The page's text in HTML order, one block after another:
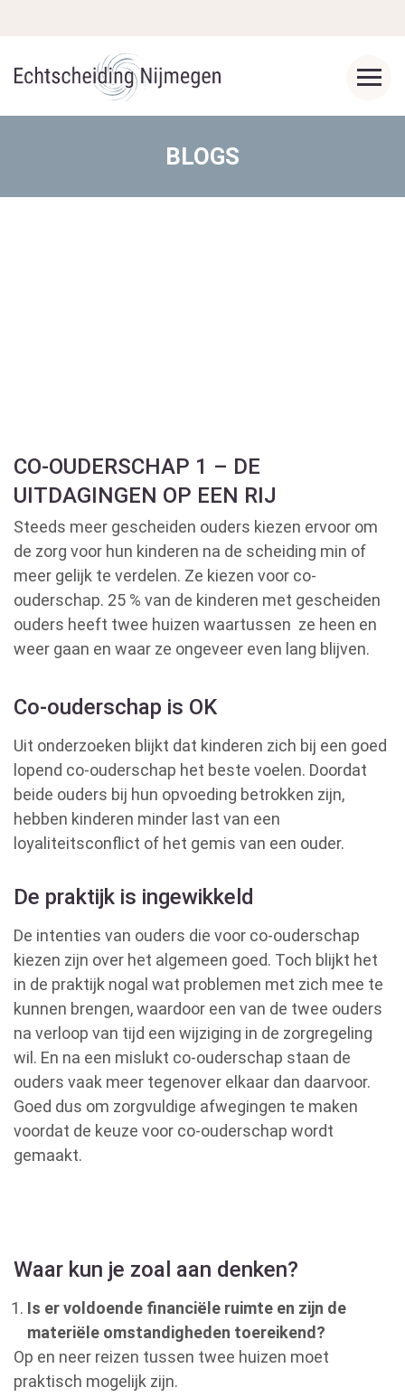
BLOGS
CO-OUDERSCHAP 1 – DE
UITDAGINGEN OP EEN RIJ
Steeds meer gescheiden ouders kiezen ervoor om
de zorg voor hun kinderen na de scheiding min of
meer gelijk te verdelen. Ze kiezen voor co-
ouderschap. 25 % van de kinderen met gescheiden
ouders heeft twee huizen waartussen ze heen en
weer gaan en waar ze ongeveer even lang blijven.
Co-ouderschap is OK
Uit onderzoeken blijkt dat kinderen zich bij een goed
lopend co-ouderschap het beste voelen. Doordat
beide ouders bij hun opvoeding betrokken zijn,
hebben kinderen minder last van een
loyaliteitsconflict of het gemis van een ouder.
De praktijk is ingewikkeld
De intenties van ouders die voor co-ouderschap
kiezen zijn over het algemeen goed. Toch blijkt het
in de praktijk nogal wat problemen met zich mee te
kunnen brengen, waardoor een van de twee ouders
na verloop van tijd een wijziging in de zorgregeling
wil. En na een mislukt co-ouderschap staan de
ouders vaak meer tegenover elkaar dan daarvoor.
Goed dus om zorgvuldige afwegingen te maken
voordat de keuze voor co-ouderschap wordt
gemaakt.
Waar kun je zoal aan denken?
Is er voldoende financiële ruimte en zijn de
materiële omstandigheden toereikend?
Op en neer reizen tussen twee huizen moet
praktisch mogelijk zijn.